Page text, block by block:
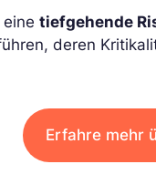
einetiefgehende
deren
Erfahre mehr